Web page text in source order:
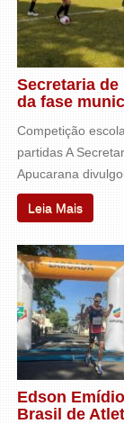
Secretaria
da fase
Competição
partidas A
Apucarana
Leia Mais
Edson
Brasil de